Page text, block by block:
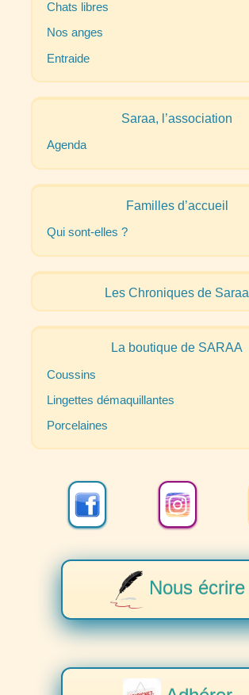
Chats libres
Nos anges
Entraide
Saraa, l’association
Agenda
Familles d’accueil
Qui sont-elles ?
Les Chroniques de Saraa
La boutique de SARAA
Coussins
Lingettes démaquillantes
Porcelaines
Nous écrire